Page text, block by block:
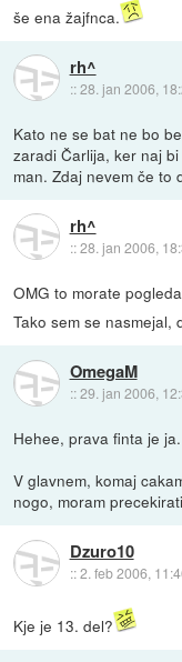
še ena žajfnca.
rh^
::28. jan 2006,
Kato ne se bat ne bo
zaradi Čarlija, ker naj
man. Zdaj nevem če to
rh^
::28. jan 2006,
OMG to morate
Tako sem se nasmejal,
OmegaM
::29. jan 2006,
Hehee, prava finta je ja.
V glavnem, komaj
nogo, moram
Dzuro10
::2. feb 2006,
Kje je 13. del?